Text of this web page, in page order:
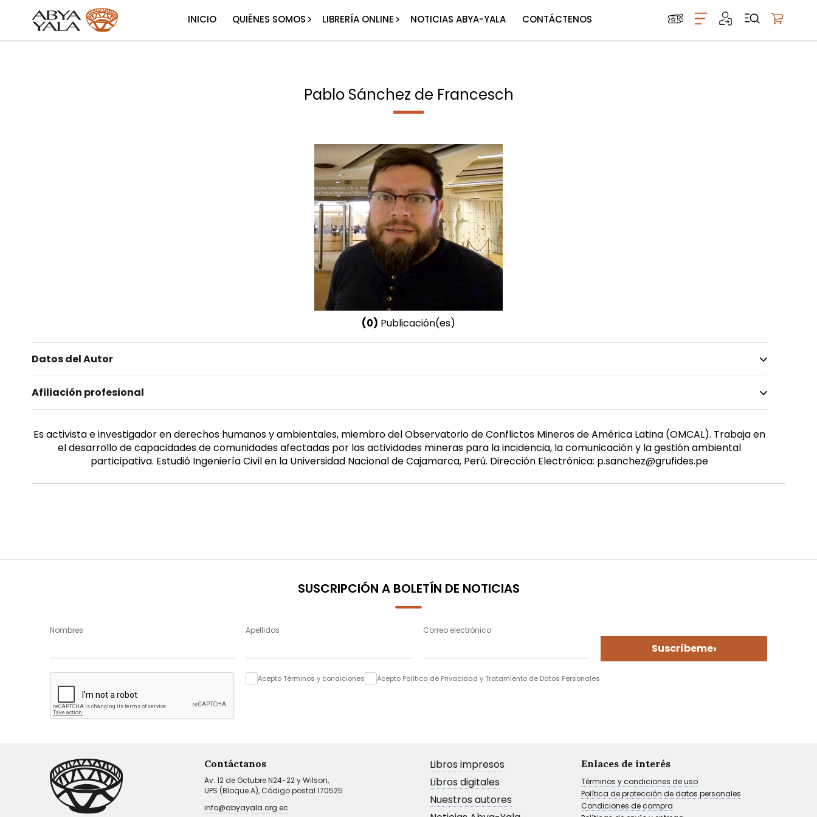
INICIO QUIÉNES SOMOS LIBRERÍA ONLINE NOTICIAS ABYA-YALA CONTÁCTENOS
Pablo Sánchez de Francesch
(0) Publicación(es)
Datos del Autor
Afiliación profesional
Es activista e investigador en derechos humanos y ambientales, miembro del Observatorio de Conflictos Mineros de América Latina (OMCAL). Trabaja en
el desarrollo de capacidades de comunidades afectadas por las actividades mineras para la incidencia, la comunicación y la gestión ambiental
participativa. Estudió Ingeniería Civil en la Universidad Nacional de Cajamarca, Perú. Dirección Electrónica: p.sanchez@grufides.pe
SUSCRIPCIÓN A BOLETÍN DE NOTICIAS
Nombres Apellidos Correo electrónico
Suscríbeme›
Acepto Términos y condiciones Acepto Política de Privacidad y Tratamiento de Datos Personales
Contáctanos
Av. 12 de Octubre N24-22 y Wilson,
UPS (Bloque A), Código postal 170525
info@abyayala.org.ec
Libros impresos
Libros digitales
Nuestros autores
Enlaces de interés
Términos y condiciones de uso
Política de protección de datos personales
Condiciones de compra